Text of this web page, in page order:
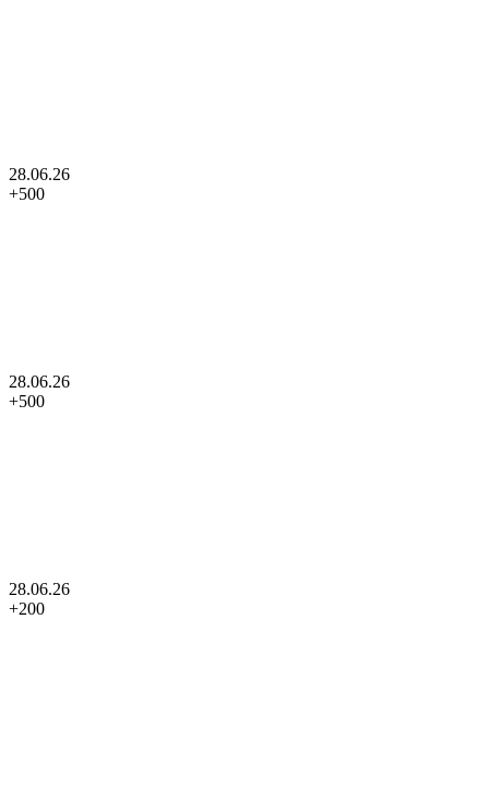
28.06.26
+500
28.06.26
+500
28.06.26
+200